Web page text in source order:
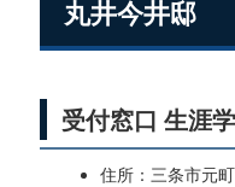
丸井今井邸
受付窓口 生涯
住所：三条市元